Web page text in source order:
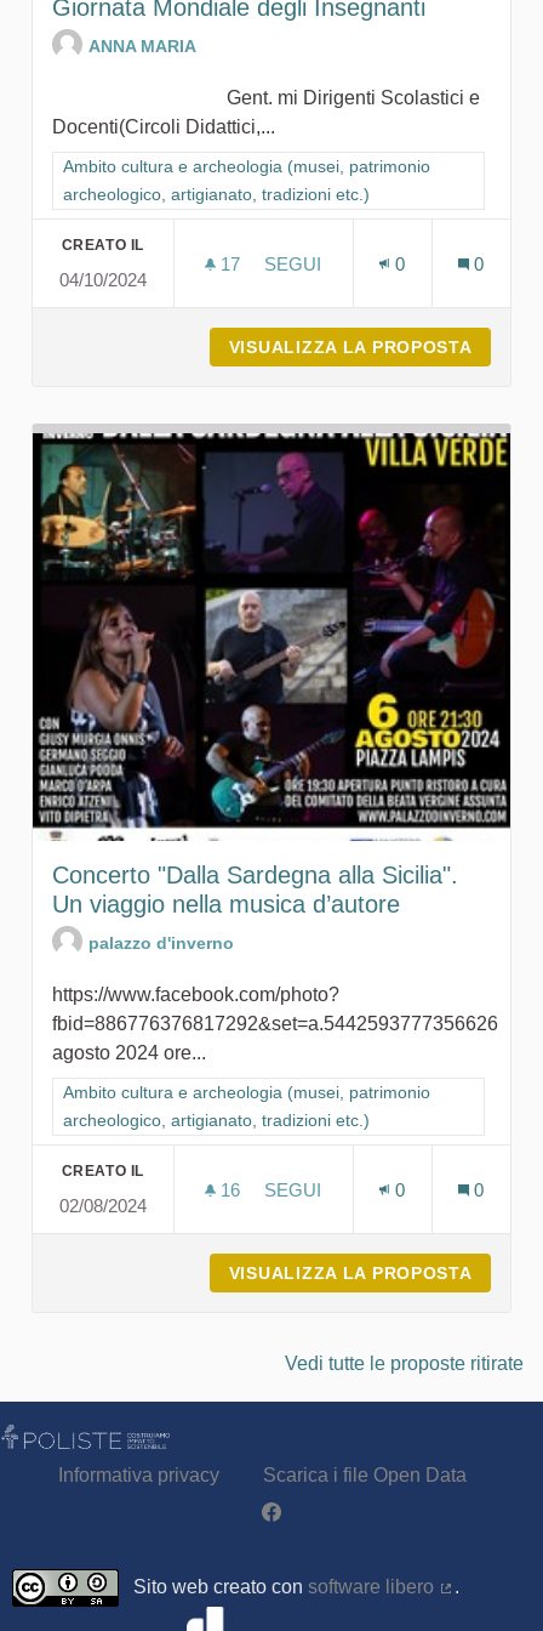
Giornata Mondiale degli Insegnanti
ANNA MARIA
Gent. mi Dirigenti Scolastici e
Docenti(Circoli Didattici,...
Filtra i risultati per categoria: Ambito cultura e archeologia
Ambito cultura e archeologia (musei, patrimonio
archeologico, artigianato, tradizioni etc.)
CREATO IL
04/10/2024
17 17 SOSTENITORI
SEGUI
0 0
VISUALIZZA LA PROPOSTA
Concerto "Dalla Sardegna alla Sicilia".
Un viaggio nella musica d’autore
palazzo d'inverno
https://www.facebook.com/photo?
fbid=886776376817292&set=a.5442593777356626
agosto 2024 ore...
Filtra i risultati per categoria: Ambito cultura e archeologia
Ambito cultura e archeologia (musei, patrimonio
archeologico, artigianato, tradizioni etc.)
CREATO IL
02/08/2024
16 16 SOSTENITORI
SEGUI
0 0
VISUALIZZA LA PROPOSTA
Vedi tutte le proposte ritirate
Informativa privacy
Scarica i file Open Data
Partecipa - Poliste su Facebook
Sito web creato con software libero
.